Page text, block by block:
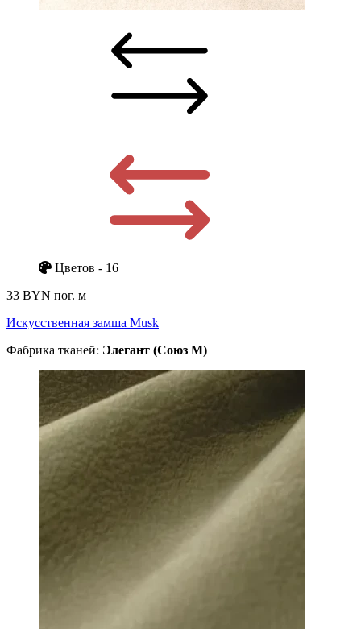
Цветов - 16
33 BYN пог. м
Искусственная замша Musk
Фабрика тканей: Элегант (Союз М)